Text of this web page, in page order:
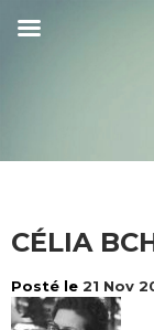
CÉLIA
Posté le 21 Nov